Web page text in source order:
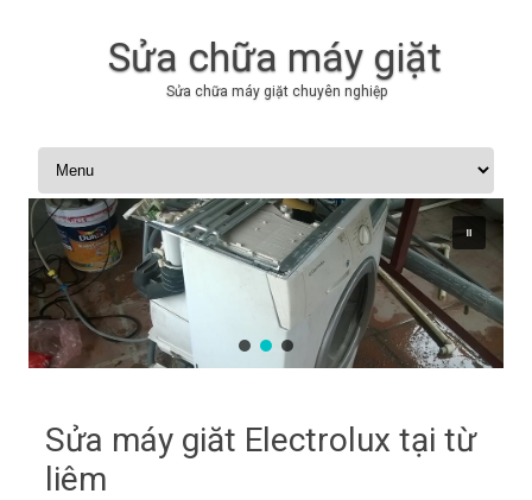
Sửa chữa máy giặt
Sửa chữa máy giặt chuyên nghiệp
Skip to content
Sửa máy giăt Electrolux tại từ
liêm